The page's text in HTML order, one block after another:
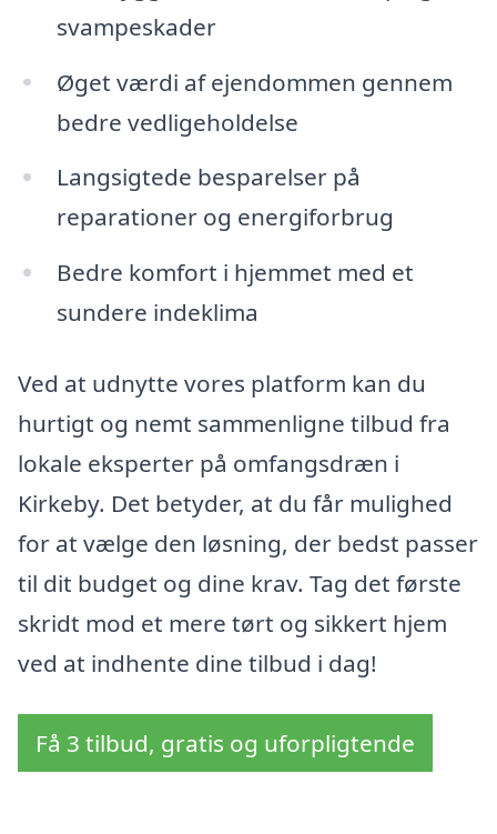
svampeskader
Øget værdi af ejendommen gennem
bedre vedligeholdelse
Langsigtede besparelser på
reparationer og energiforbrug
Bedre komfort i hjemmet med et
sundere indeklima
Ved at udnytte vores platform kan du
hurtigt og nemt sammenligne tilbud fra
lokale eksperter på omfangsdræn i
Kirkeby. Det betyder, at du får mulighed
for at vælge den løsning, der bedst passer
til dit budget og dine krav. Tag det første
skridt mod et mere tørt og sikkert hjem
ved at indhente dine tilbud i dag!
Få 3 tilbud, gratis og uforpligtende